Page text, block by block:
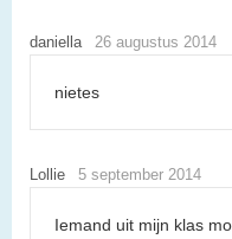
daniella 26 augustus 2014
nietes
Lollie 5 september 2014
Iemand uit mijn klas